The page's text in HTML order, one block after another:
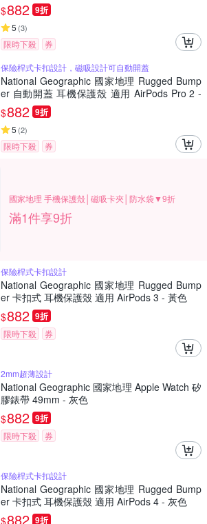
$882 9折
5 (3)
限時下殺
券
保險桿式卡扣設計，磁吸設計可自動開蓋
National Geographic 國家地理 Rugged Bump
er 自動開蓋 耳機保護殼 適用 AirPods Pro 2 -
黑色
$882 9折
5 (2)
限時下殺 券
國家地理 手機保護殼│磁吸卡夾│防水袋▼9折
滿1件享9折
保險桿式卡扣設計
National Geographic 國家地理 Rugged Bump
er 卡扣式 耳機保護殼 適用 AirPods 3 - 黃色
$882 9折
限時下殺 券
2mm超薄設計
National Geographic 國家地理 Apple Watch 矽
膠錶帶 49mm - 灰色
$882 9折
限時下殺 券
保險桿式卡扣設計
National Geographic 國家地理 Rugged Bump
er 卡扣式 耳機保護殼 適用 AirPods 4 - 灰色
$882 9折